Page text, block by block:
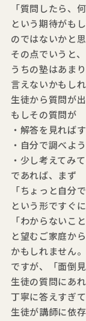
「質問したら、
という期待がも
のではないかと思
その点でいうと、
うちの塾はあま
言えないかもしれ
生徒から質問が出
もしその質問が
・解答を見れば
・自分で調べよ
・少し考えてみ
であれば、まず
「ちょっと自分
という形ですぐ
「わからないこ
と望むご家庭か
かもしれません。
ですが、「面倒
生徒の質問にあ
丁寧に答えすぎ
生徒が講師に依存